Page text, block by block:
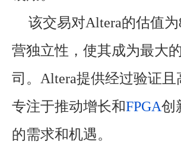
该交易对Altera的估值
营独立性，使其成为最大
司。Altera提供经过验证
专注于推动增长和FPGA创
的需求和机遇。